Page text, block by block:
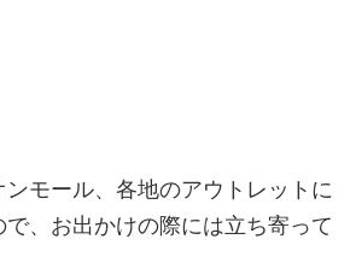
ンモール、各地のアウトレットに
で、お出かけの際には立ち寄って